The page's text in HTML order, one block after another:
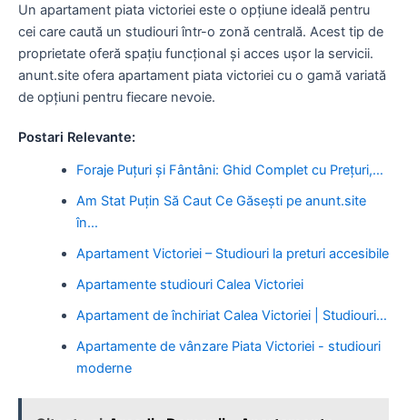
Un apartament piata victoriei este o opțiune ideală pentru
cei care caută un studiouri într-o zonă centrală. Acest tip de
proprietate oferă spațiu funcțional și acces ușor la servicii.
anunt.site ofera apartament piata victoriei cu o gamă variată
de opțiuni pentru fiecare nevoie.
Postari Relevante:
Foraje Puțuri și Fântâni: Ghid Complet cu Prețuri,…
Am Stat Puțin Să Caut Ce Găsești pe anunt.site
în…
Apartament Victoriei – Studiouri la preturi accesibile
Apartamente studiouri Calea Victoriei
Apartament de închiriat Calea Victoriei | Studiouri…
Apartamente de vânzare Piata Victoriei - studiouri
moderne